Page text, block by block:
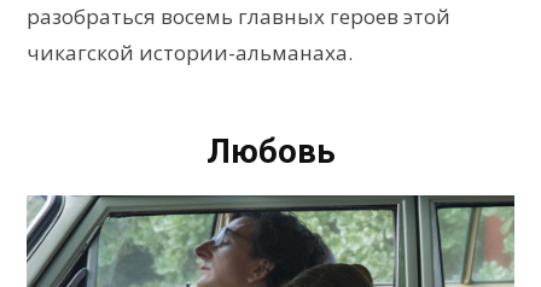
разобраться восемь главных героев этой
чикагской истории-альманаха.
Любовь